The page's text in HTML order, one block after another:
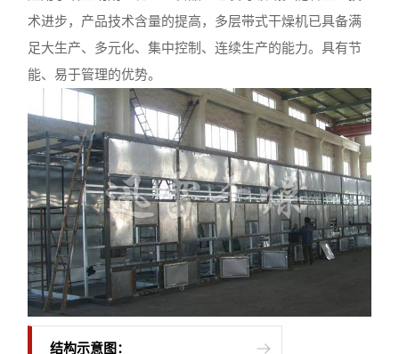
术进步，产品技术含量的提高，多层带式干燥机已具备满
足大生产、多元化、集中控制、连续生产的能力。具有节
能、易于管理的优势。
结构示意图：